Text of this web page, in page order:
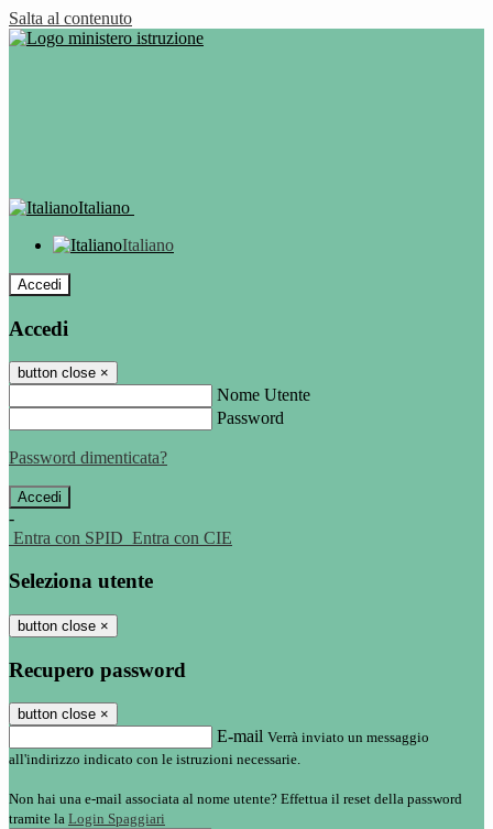
Salta al contenuto
Italiano
Italiano
Accedi
Accedi
button close ×
Nome Utente
Password
Password dimenticata?
-
Entra con SPID Entra con CIE
Seleziona utente
button close ×
Recupero password
button close ×
E-mail Verrà inviato un messaggio
all'indirizzo indicato con le istruzioni necessarie.
Non hai una e-mail associata al nome utente? Effettua il reset della password
tramite la Login Spaggiari